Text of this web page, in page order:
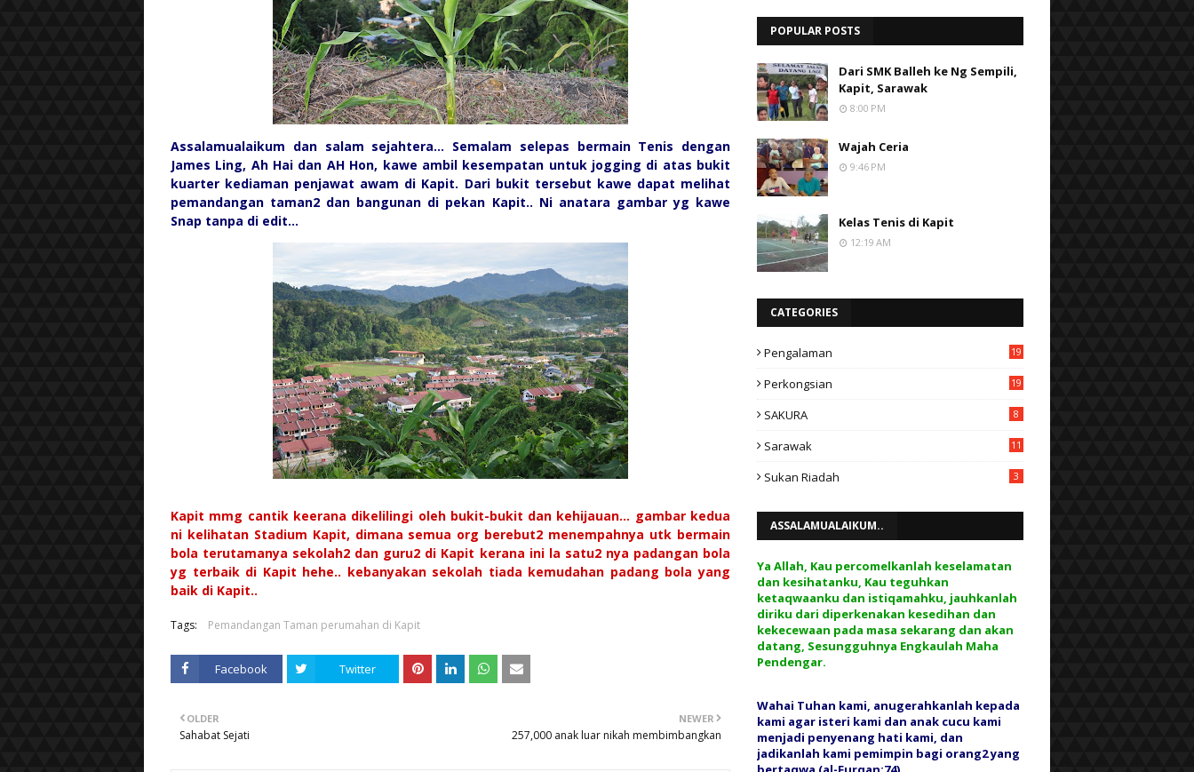
Assalamualaikum dan salam sejahtera... Semalam selepas bermain Tenis dengan
James Ling, Ah Hai dan AH Hon, kawe ambil kesempatan untuk jogging di atas bukit
kuarter kediaman penjawat awam di Kapit. Dari bukit tersebut kawe dapat melihat
pemandangan taman2 dan bangunan di pekan Kapit.. Ni anatara gambar yg kawe
Snap tanpa di edit...
Kapit mmg cantik keerana dikelilingi oleh bukit-bukit dan kehijauan... gambar kedua
ni kelihatan Stadium Kapit, dimana semua org berebut2 menempahnya utk bermain
bola terutamanya sekolah2 dan guru2 di Kapit kerana ini la satu2 nya padangan bola
yg terbaik di Kapit hehe.. kebanyakan sekolah tiada kemudahan padang bola yang
baik di Kapit..
Tags: Pemandangan Taman perumahan di Kapit
Facebook Twitter
NEWER
257,000 anak luar nikah membimbangkan
OLDER
Sahabat Sejati
POPULAR POSTS
Dari SMK Balleh ke Ng Sempili,
Kapit, Sarawak
8:00 PM
Wajah Ceria
9:46 PM
Kelas Tenis di Kapit
12:19 AM
CATEGORIES
Pengalaman 19
Perkongsian 19
SAKURA 8
Sarawak 11
Sukan Riadah 3
ASSALAMUALAIKUM..
Ya Allah, Kau percomelkanlah keselamatan
dan kesihatanku, Kau teguhkan
ketaqwaanku dan istiqamahku, jauhkanlah
diriku dari diperkenakan kesedihan dan
kekecewaan pada masa sekarang dan akan
datang, Sesungguhnya Engkaulah Maha
Pendengar.
Wahai Tuhan kami, anugerahkanlah kepada
kami agar isteri kami dan anak cucu kami
menjadi penyenang hati kami, dan
jadikanlah kami pemimpin bagi orang2 yang